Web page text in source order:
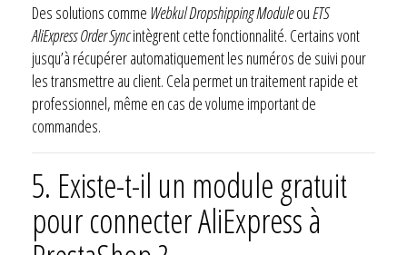
Des solutions comme Webkul Dropshipping ModuleouETS
AliExpress Order Syncintègrent cette fonctionnalité. Certains vont
jusqu’à récupérer automatiquement les numéros de suivi pour
les transmettre au client. Cela permet un traitement rapide et
professionnel, même en cas de volume important de
commandes.
5. Existe-t-il un module gratuit
pour connecter AliExpress à